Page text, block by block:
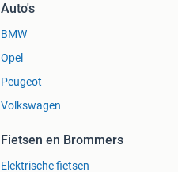
Auto's
BMW
Opel
Peugeot
Volkswagen
Fietsen en Brommers
Elektrische fietsen